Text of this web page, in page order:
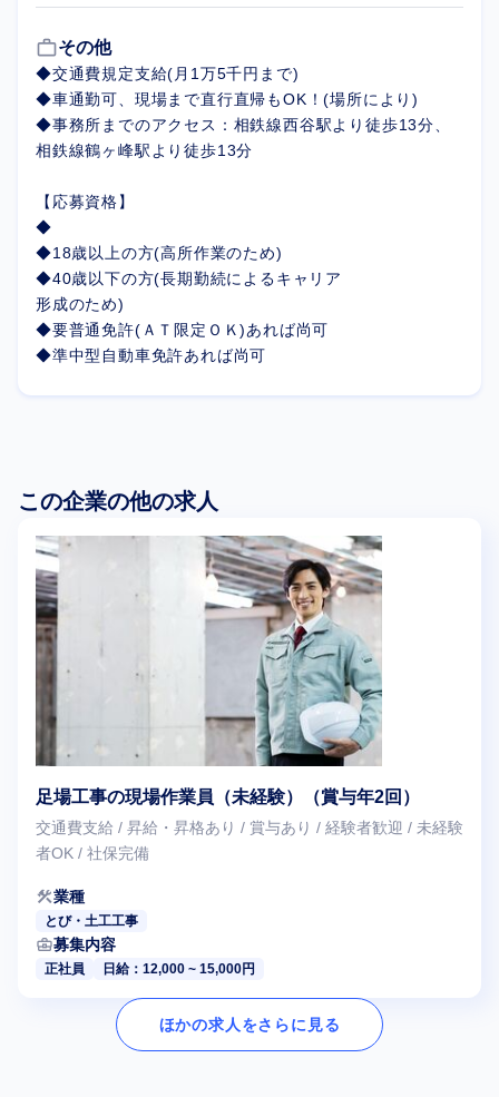
work_outlineその他
◆交通費規定支給(月1万5千円まで)
◆車通勤可、現場まで直行直帰もOK！(場所により)
◆事務所までのアクセス：相鉄線西谷駅より徒歩13分、
相鉄線鶴ヶ峰駅より徒歩13分
【応募資格】
◆
◆18歳以上の方(高所作業のため)
◆40歳以下の方(長期勤続によるキャリア
形成のため)
◆要普通免許(ＡＴ限定ＯＫ)あれば尚可
◆準中型自動車免許あれば尚可
この企業の他の求人
足場工事の現場作業員（未経験）（賞与年2回）
交通費支給 / 昇給・昇格あり / 賞与あり / 経験者歓迎 / 未経験
者OK / 社保完備
construction業種
とび・土工工事
business_center募集内容
正社員 日給：12,000 ~ 15,000円
ほかの求人をさらに見る